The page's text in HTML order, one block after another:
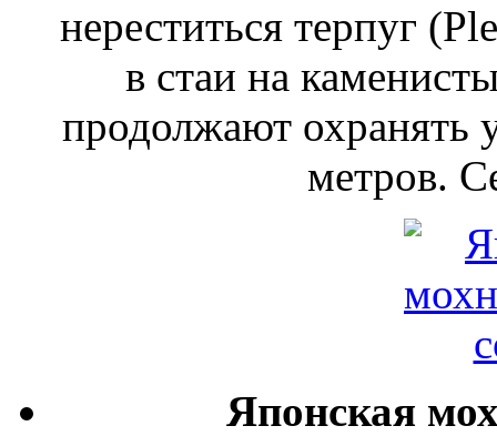
нереститься терпуг
в стаи на
продолжают охранять
метров.
Японская